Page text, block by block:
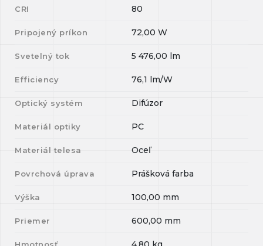
CRI 80
Pripojený príkon 72,00 W
Svetelný tok 5 476,00 lm
Efficiency 76,1 lm/W
Optický systém Difúzor
Materiál optiky PC
Materiál telesa Oceľ
Povrchová úprava Prášková farba
Výška 100,00 mm
Priemer 600,00 mm